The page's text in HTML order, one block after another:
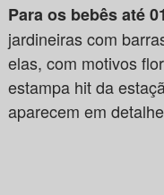
Para os bebês até
jardineiras com
elas, com motivos
estampa hit da
aparecem em